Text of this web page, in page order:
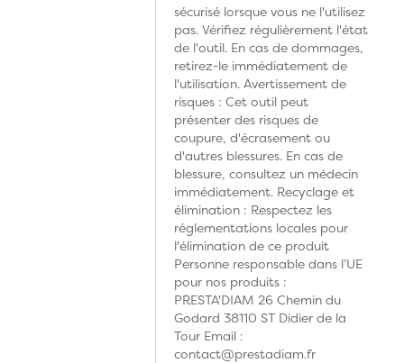
sécurisé lorsque vous ne l'utilisez
pas. Vérifiez régulièrement l'état
de l'outil. En cas de dommages,
retirez-le immédiatement de
l'utilisation. Avertissement de
risques : Cet outil peut
présenter des risques de
coupure, d'écrasement ou
d'autres blessures. En cas de
blessure, consultez un médecin
immédiatement. Recyclage et
élimination : Respectez les
réglementations locales pour
l'élimination de ce produit
Personne responsable dans l’UE
pour nos produits :
PRESTA'DIAM 26 Chemin du
Godard 38110 ST Didier de la
Tour Email :
contact@prestadiam.fr